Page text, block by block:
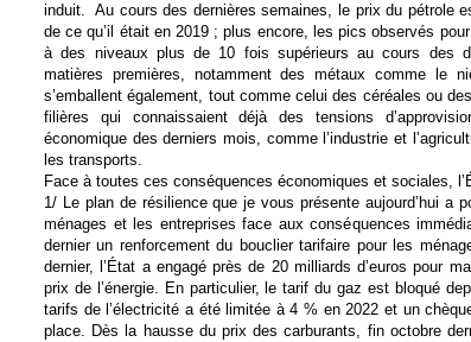
induit. Au cours des dernières semaines, le prix du pétrole
de ce qu’il était en 2019 ; plus encore, les pics observés
à des niveaux plus de 10 fois supérieurs au cours des
matières premières, notamment des métaux comme le
s’emballent également, tout comme celui des céréales ou
filières qui connaissaient déjà des tensions
économique des derniers mois, comme l’industrie et
les transports.
Face à toutes ces conséquences économiques et sociales,
1/ Le plan de résilience que je vous présente aujourd’hui a
ménages et les entreprises face aux conséquences
dernier un renforcement du bouclier tarifaire pour les
dernier, l’État a engagé près de 20 milliards d’euros pour
prix de l’énergie. En particulier, le tarif du gaz est bloqué
tarifs de l’électricité a été limitée à 4 % en 2022 et un
place. Dès la hausse du prix des carburants, fin octobre